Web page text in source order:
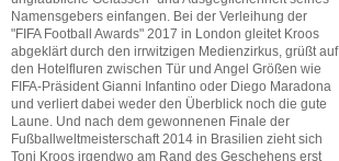
Namensgebers einfangen. Bei der Verleihung der
"FIFA Football Awards" 2017 in London gleitet Kroos
abgeklärt durch den irrwitzigen Medienzirkus, grüßt auf
den Hotelfluren zwischen Tür und Angel Größen wie
FIFA-Präsident Gianni Infantino oder Diego Maradona
und verliert dabei weder den Überblick noch die gute
Laune. Und nach dem gewonnenen Finale der
Fußballweltmeisterschaft 2014 in Brasilien zieht sich
Toni Kroos irgendwo am Rand des Geschehens erst